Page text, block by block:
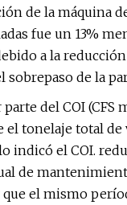
de la máquina
fue un 13%
a la
de la
del COI (CFS
tonelaje total
indicó el COI.
de
el mismo